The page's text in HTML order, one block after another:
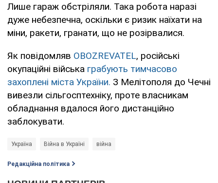
Лише гараж обстріляли. Така робота наразі
дуже небезпечна, оскільки є ризик наїхати на
міни, ракети, гранати, що не розірвалися.
Як повідомляв OBOZREVATEL, російські
окупаційні війська грабують тимчасово
захоплені міста України. З Мелітополя до Чечні
вивезли сільгосптехніку, проте власникам
обладнання вдалося його дистанційно
заблокувати.
Україна Війна в Україні війна
Редакційна політика